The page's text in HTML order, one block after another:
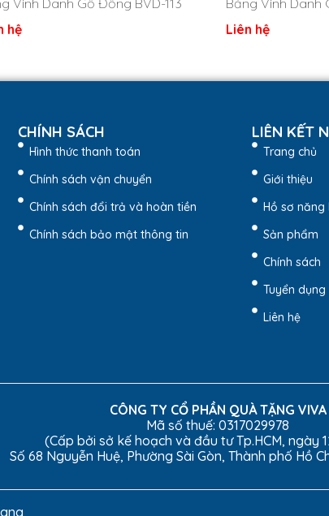
Gỗ Đồng BVD-112 – Quatangviva.com
BÁO GIÁ NGAY!
Của Bảng Vinh Danh Gỗ
Vinh Danh Gỗ Đồng BVD-113
hệ
Bảng Vinh Danh
Liên hệ
CHÍNH SÁCH
Hình thức thanh toán
Chính sách vận chuyển
Chính sách đổi trả và hoàn tiền
Chính sách bảo mật thông tin
LIÊN KẾT
Trang chủ
Giới thiệu
Hồ sơ năng
Sản phẩm
Chính sách
Tuyển dụng
Liên hệ
CÔNG TY CỔ PHẦN QUÀ TẶNG VIVA
Mã số thuế: 0317029978
(Cấp bởi sở kế hoạch và đầu tư Tp.HCM, ngày
Số 68 Nguyễn Huệ, Phường Sài Gòn, Thành phố Hồ